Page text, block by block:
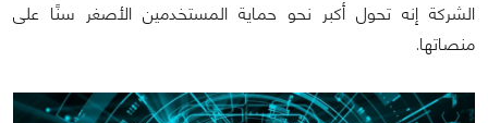
الشركة إنه تحول أكبر نحو حماية المستخدمين الأصغر سنًا على
منصاتها.